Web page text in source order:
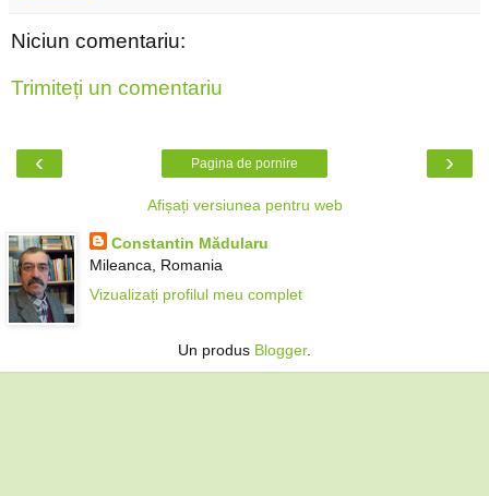
Niciun comentariu:
Trimiteți un comentariu
‹ ›
Pagina de pornire
Afișați versiunea pentru web
Constantin Mădularu
Mileanca, Romania
Vizualizați profilul meu complet
Un produs Blogger.